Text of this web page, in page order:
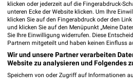
Aug.
10 Mo 11Di 12 Mi
Rossmann - Angebote ab
Rossmann - Online-
klicken oder jederzeit auf die Fingerabdruck-
unteren Ecke der Website klicken. Um Ihre
klicken Sie auf den Fingerabdruck oder den
und klicken Sie auf den Menüpunkt „Meine
Sie Ihre Einwilligung widerrufen. Diese
Partnern mitgeteilt und haben keinen Einfluss
Wir und unsere Partner verarbeiten
Website zu analysieren und Folgendes
Speichern von oder Zugriff auf Informationen